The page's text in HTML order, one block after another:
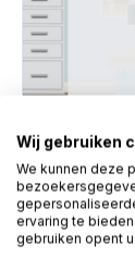
Wij gebruiken
We kunnen deze
ervaring te
gebruiken opent